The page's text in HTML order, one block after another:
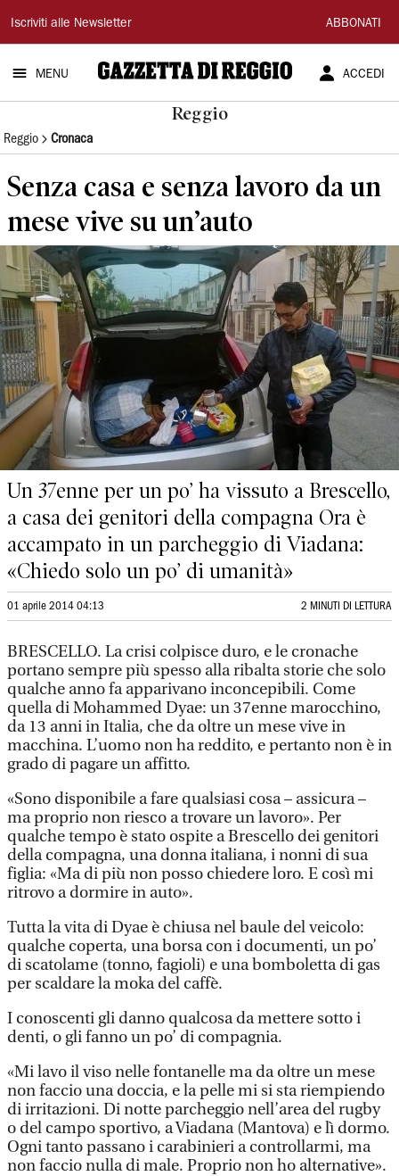
Gazzetta
di
Reggio
Iscriviti alle Newsletter ABBONATI
MENU ACCEDI
Reggio
Reggio Cronaca
Senza casa e senza lavoro da un
mese vive su un’auto
Un 37enne per un po’ ha vissuto a Brescello,
a casa dei genitori della compagna Ora è
accampato in un parcheggio di Viadana:
«Chiedo solo un po’ di umanità»
01 aprile 2014 04:13 2 MINUTI DI LETTURA
BRESCELLO. La crisi colpisce duro, e le cronache
portano sempre più spesso alla ribalta storie che solo
qualche anno fa apparivano inconcepibili. Come
quella di Mohammed Dyae: un 37enne marocchino,
da 13 anni in Italia, che da oltre un mese vive in
macchina. L’uomo non ha reddito, e pertanto non è in
grado di pagare un affitto.
«Sono disponibile a fare qualsiasi cosa – assicura –
ma proprio non riesco a trovare un lavoro». Per
qualche tempo è stato ospite a Brescello dei genitori
della compagna, una donna italiana, i nonni di sua
figlia: «Ma di più non posso chiedere loro. E così mi
ritrovo a dormire in auto».
Tutta la vita di Dyae è chiusa nel baule del veicolo:
qualche coperta, una borsa con i documenti, un po’
di scatolame (tonno, fagioli) e una bomboletta di gas
per scaldare la moka del caffè.
I conoscenti gli danno qualcosa da mettere sotto i
denti, o gli fanno un po’ di compagnia.
«Mi lavo il viso nelle fontanelle ma da oltre un mese
non faccio una doccia, e la pelle mi si sta riempiendo
di irritazioni. Di notte parcheggio nell’area del rugby
o del campo sportivo, a Viadana (Mantova) e lì dormo.
Ogni tanto passano i carabinieri a controllarmi, ma
non faccio nulla di male. Proprio non ho alternative».